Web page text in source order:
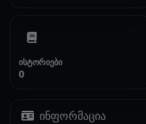
ისტორიები
0
ინფორმაცია